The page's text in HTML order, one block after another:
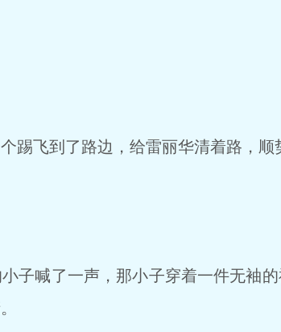
踢飞到了路边，给雷丽华清着路，顺
子喊了一声，那小子穿着一件无袖